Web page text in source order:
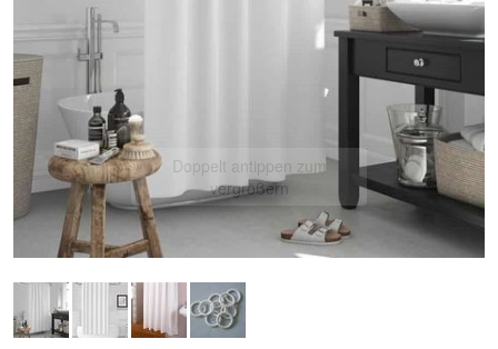
Doppelt antippen zum
vergrößern